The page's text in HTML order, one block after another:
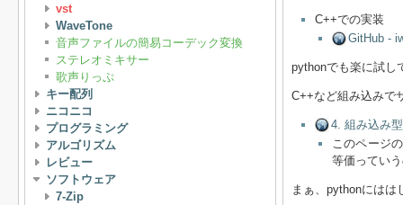
vst
WaveTone
音声ファイルの簡易コーデック変換
ステレオミキサー
歌声りっぷ
キー配列
ニコニコ
プログラミング
アルゴリズム
レビュー
ソフトウェア
7-Zip
C++での実装
GitHub -
pythonでも楽に試し
C++など組み込みで
4. 組み込み
このページ
等価ってい
まぁ、pythonにはは